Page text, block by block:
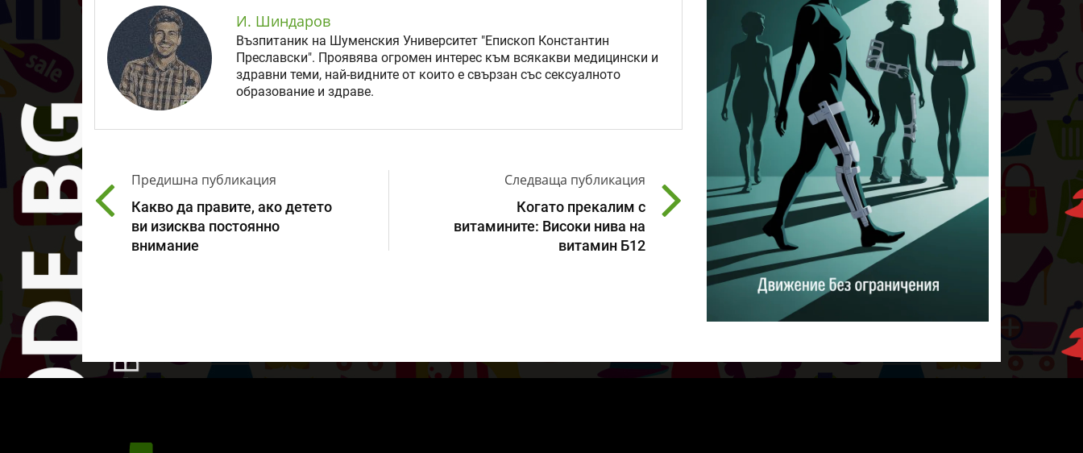
И. Шиндаров
Възпитаник на Шуменския Университет "Епископ Константин
Преславски". Проявява огромен интерес към всякакви медицински и
здравни теми, най-видните от които е свързан със сексуалното
образование и здраве.
Предишна публикация
Какво да правите, ако детето
ви изисква постоянно
внимание
Следваща публикация
Когато прекалим с
витамините: Високи нива на
витамин Б12